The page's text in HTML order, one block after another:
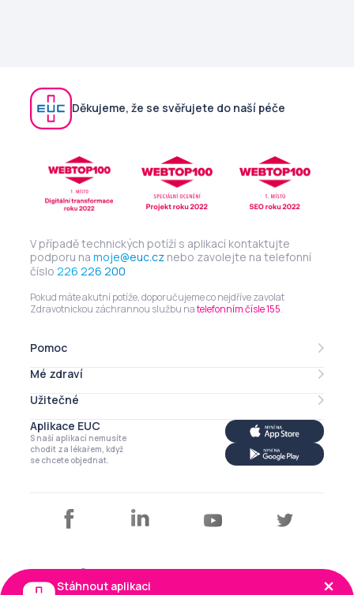
Děkujeme, že se svěřujete do naší péče
V případě technických potíží s aplikací kontaktujte
podporu na moje@euc.cz nebo zavolejte na telefonní
číslo 226 226 200
Pokud máte akutní potíže, doporučujeme co nejdříve zavolat
Zdravotnickou záchrannou službu natelefonním čísle 155.
Pomoc
Lékarna online
eRecept
Mé zdraví
Mé léky
Zdravotní profil
Má imunita
Užitečné
Můj profil
Kalendář
Články a tipy
Aplikace EUC
S naší aplikací nemusíte
chodit za lékařem, když
se chcete objednat.
Copyright © EUC a.s. 2026
Stáhnout aplikaci